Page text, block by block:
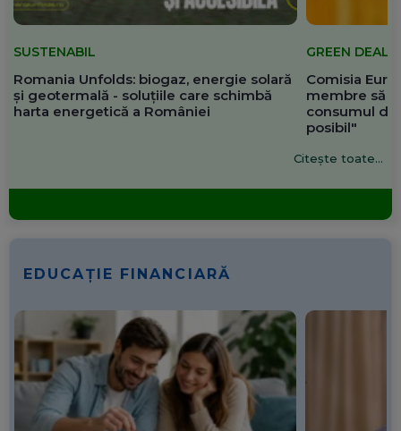
SUSTENABIL
Romania Unfolds: biogaz, energie solară
și geotermală - soluțiile care schimbă
harta energetică a României
GREEN DEAL
Comisia
membre să
consumul de
posibil"
Citește toate...
EDUCAȚIE FINANCIARĂ